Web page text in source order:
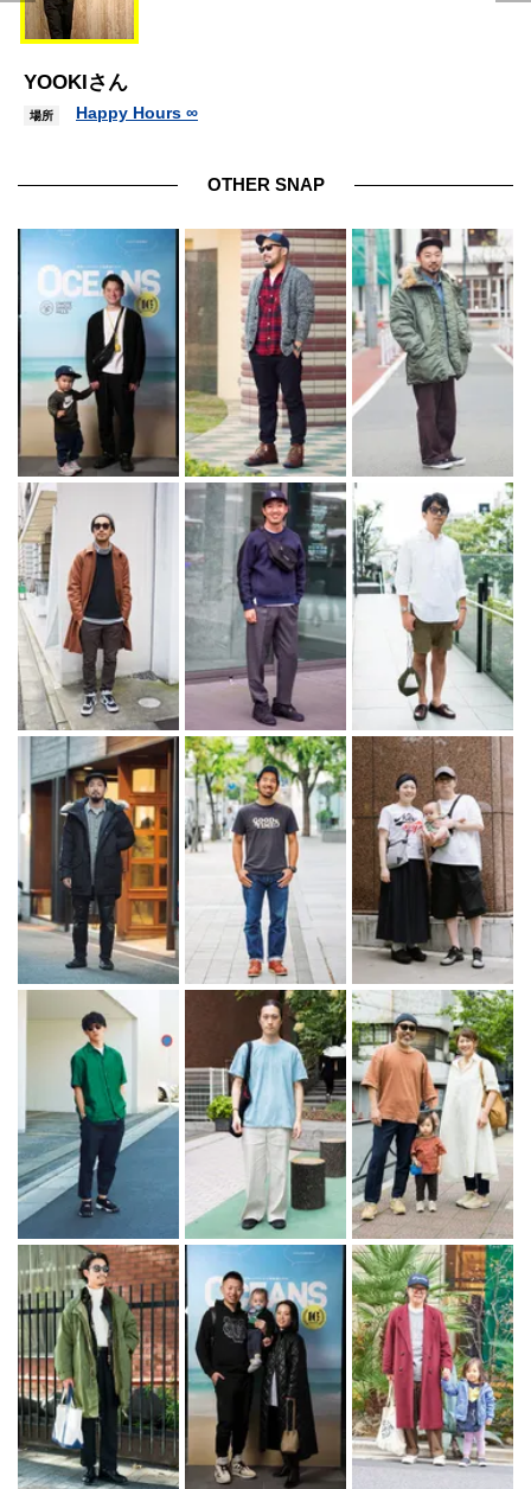
YOOKIさん
場所 Happy Hours ∞
OTHER SNAP